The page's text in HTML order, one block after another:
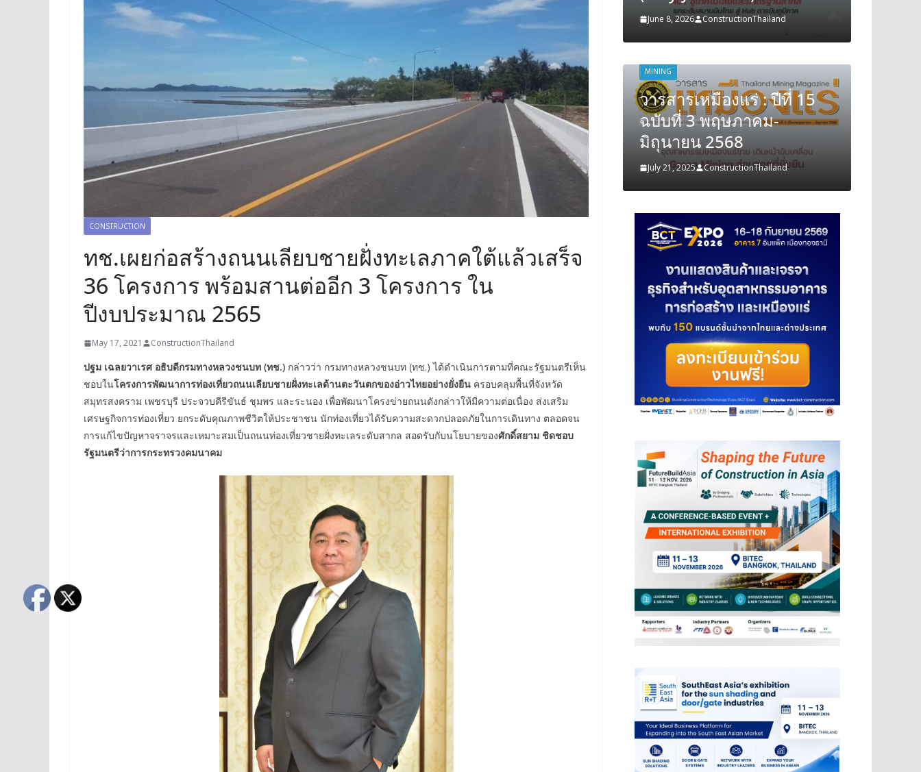
CONSTRUCTION
ทช.เผยก่อสร้างถนนเลียบชายฝั่งทะเลภาคใต้แล้วเสร็จ
36 โครงการ พร้อมสานต่ออีก 3 โครงการ ใน
ปีงบประมาณ 2565
May 17, 2021 ConstructionThailand
ปฐม เฉลยวาเรศ อธิบดีกรมทางหลวงชนบท (ทช.) กล่าวว่า กรมทางหลวงชนบท (ทช.) ได้ดำเนินการตามที่คณะรัฐมนตรีเห็น
ชอบในโครงการพัฒนาการท่องเที่ยวถนนเลียบชายฝั่งทะเลด้านตะวันตกของอ่าวไทยอย่างยั่งยืน ครอบคลุมพื้นที่จังหวัด
สมุทรสงคราม เพชรบุรี ประจวบคีรีขันธ์ ชุมพร และระนอง เพื่อพัฒนาโครงข่ายถนนดังกล่าวให้มีความต่อเนื่อง ส่งเสริม
เศรษฐกิจการท่องเที่ยว ยกระดับคุณภาพชีวิตให้ประชาชน นักท่องเที่ยวได้รับความสะดวกปลอดภัยในการเดินทาง ตลอดจน
การแก้ไขปัญหาจราจรและเหมาะสมเป็นถนนท่องเที่ยวชายฝั่งทะเลระดับสากล สอดรับกับนโยบายของศักดิ์สยาม ชิดชอบ
รัฐมนตรีว่าการกระทรวงคมนาคม
June 8, 2026 ConstructionThailand June 8, 2026 ConstructionThailand
MINING
วารสารเหมืองแร่ : ปีที่ 15
ฉบับที่ 3 พฤษภาคม-
มิถุนายน 2568
ConstructionThailand
MINING
วารสารเหมืองแร่ : ปีที่ 15
ฉบับที่ 3 พฤษภาคม-
มิถุนายน 2568
July 21, 2025 ConstructionThailand